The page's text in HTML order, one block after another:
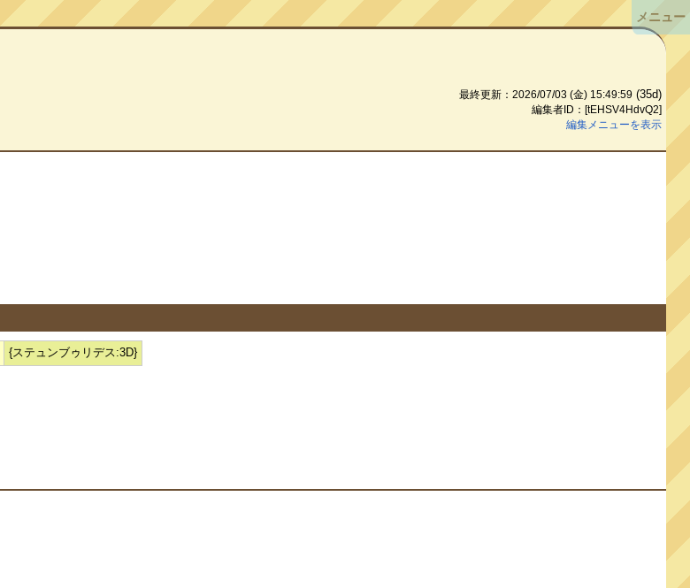
最終更新：2026/07/03 (金) 15:49:59 (35d)
編集者ID：[tEHSV4HdvQ2]
編集メニューを表示
{ステュンブゥリデス:3D}
メニュー